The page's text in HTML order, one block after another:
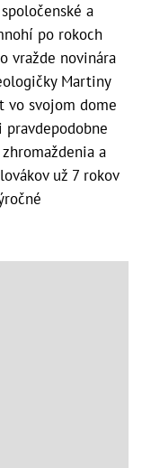
a
po rokoch
vražde novinára
Martiny
vo svojom dome
a
už 7 rokov